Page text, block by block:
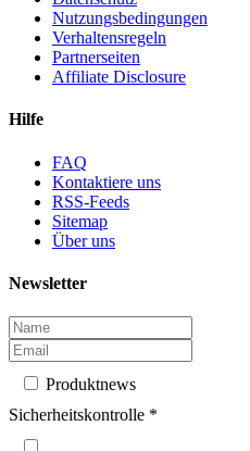
Nutzungsbedingungen
Verhaltensregeln
Partnerseiten
Affiliate Disclosure
Hilfe
FAQ
Kontaktiere uns
RSS-Feeds
Sitemap
Über uns
Newsletter
Produktnews
Sicherheitskontrolle *